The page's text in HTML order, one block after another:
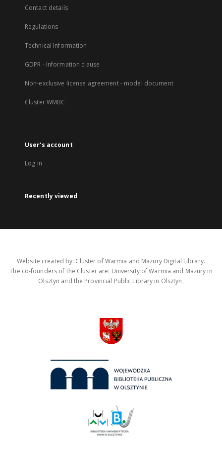
Contact details
Regulations
Technical Information
GDPR - Information clause
Non-exclusive license agreement - model document
Cluster WMBC
User's account
Log in
Recently viewed
Website created by: Cluster of Warmia and Mazury Digital Library.
The co-founders of the Cluster are: University of Warmia and Mazury in
Olsztyn and the Provincial Public Library in Olsztyn.